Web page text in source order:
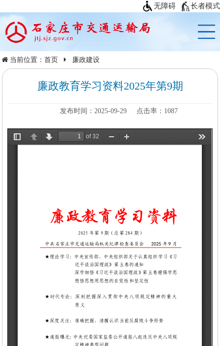
无障碍 长者模式
当前位置：首页 廉政建设
廉政教育学习资料2025年第9期
发布时间：2025-09-29 点击率： 1087